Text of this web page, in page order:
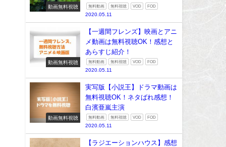
動画無料視聴 無料動画 無料視聴 VOD FOD
2020.05.11
動画無料視聴
【一週間フレンズ】映画とアニ
メ動画は無料視聴OK！感想と
あらすじ紹介！
無料動画 無料視聴 VOD FOD
2020.05.11
動画無料視聴
実写版【小説王】ドラマ動画は
無料視聴OK！ネタばれ感想！
白濱亜嵐主演
無料動画 無料視聴 VOD FOD
2020.05.11
【ラジエーションハウス】感想